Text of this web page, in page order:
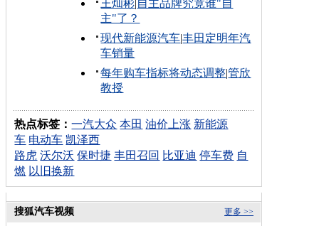
王灿彬|自主品牌究竟谁"自
主"了？
现代新能源汽车|丰田定明年汽
车销量
每年购车指标将动态调整|管欣
教授
热点标签：一汽大众 本田 油价上涨 新能源
车 电动车 凯泽西
路虎 沃尔沃 保时捷 丰田召回 比亚迪 停车费 自
燃 以旧换新
更多 >>
搜狐汽车视频